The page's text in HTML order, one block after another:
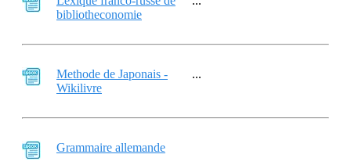
bibliotheconomie
Methode de Japonais -
Wikilivre
...
Grammaire allemande